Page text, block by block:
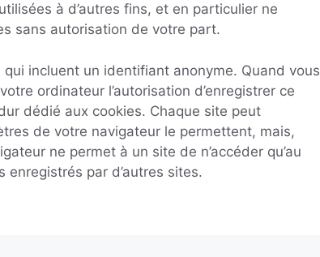
à d’autres fins, et en particulier ne
sans autorisation de votre part.
incluent un identifiant anonyme. Quand vous
ordinateur l’autorisation d’enregistrer ce
dédié aux cookies. Chaque site peut
de votre navigateur le permettent, mais,
ne permet à un site de n’accéder qu’au
enregistrés par d’autres sites.